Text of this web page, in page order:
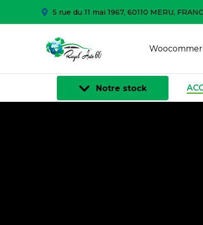
5 rue du 11 mai 1967, 60110 MERU,
Notre stock